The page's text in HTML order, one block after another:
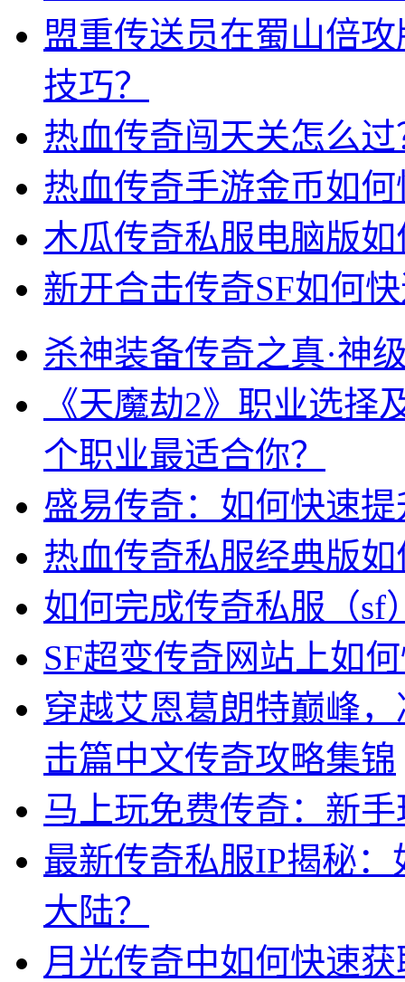
盟重传送员在蜀山倍
技巧？
热血传奇闯天关怎么
热血传奇手游金币如
木瓜传奇私服电脑版
新开合击传奇SF如何
杀神装备传奇之真·神
《天魔劫2》职业选
个职业最适合你？
盛易传奇：如何快速
热血传奇私服经典版
如何完成传奇私服（sf
SF超变传奇网站上如
穿越艾恩葛朗特巅峰
击篇中文传奇攻略集锦
马上玩免费传奇：新
最新传奇私服IP揭秘
大陆？
月光传奇中如何快速